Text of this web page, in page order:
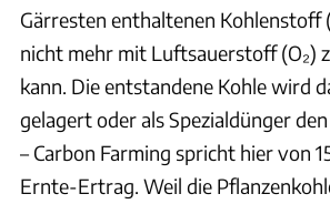
Gärresten enthaltenen Kohlenstoff
nicht mehr mit Luftsauerstoff (O₂)
kann. Die entstandene Kohle wird
gelagert oder als Spezialdünger
– Carbon Farming spricht hier von
Ernte-Ertrag. Weil die